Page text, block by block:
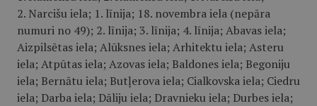
2. Narcišu iela; 1. līnija; 18. novembra iela (nepāra
numuri no 49); 2. līnija; 3. līnija; 4. līnija; Abavas iela;
Aizpilsētas iela; Alūksnes iela; Arhitektu iela; Asteru
iela; Atpūtas iela; Azovas iela; Baldones iela; Begoniju
iela; Bernātu iela; Butļerova iela; Cialkovska iela; Ciedru
iela; Darba iela; Dāliju iela; Dravnieku iela; Durbes iela;